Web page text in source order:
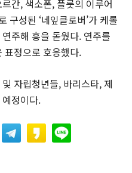
간, 색소폰, 플룻의 이루어
구성된 ‘네잎클로버’가 케롤
주해 흥을 돋웠다. 연주를
표정으로 호응했다.
자립청년들, 바리스타, 제
정이다.